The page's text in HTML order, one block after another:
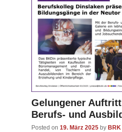
Gelungener
Berufs- und
Posted on 19. März 2025 by BRK